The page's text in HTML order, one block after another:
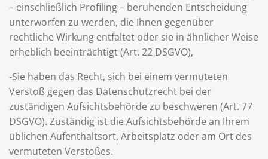
– einschließlich Profiling – beruhenden Entscheidung
unterworfen zu werden, die Ihnen gegenüber
rechtliche Wirkung entfaltet oder sie in ähnlicher Weise
erheblich beeinträchtigt (Art. 22 DSGVO),
-Sie haben das Recht, sich bei einem vermuteten
Verstoß gegen das Datenschutzrecht bei der
zuständigen Aufsichtsbehörde zu beschweren (Art. 77
DSGVO). Zuständig ist die Aufsichtsbehörde an Ihrem
üblichen Aufenthaltsort, Arbeitsplatz oder am Ort des
vermuteten Verstoßes.